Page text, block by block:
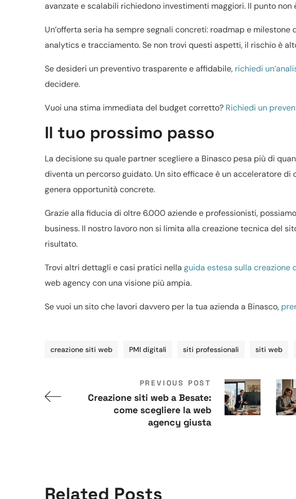
avanzate e scalabili richiedono investimenti maggiori. Il punto
Un’offerta seria ha sempre segnali concreti: roadmap e
analytics e tracciamento. Se non trovi questi aspetti, il rischio è
Se desideri un preventivo trasparente e affidabile, richiedi
decidere.
Vuoi una stima immediata del budget corretto? Richiedi un
Il tuo prossimo passo
La decisione su quale partner scegliere a Binasco pesa più di
diventa un percorso guidato. Un sito efficace è un acceleratore
genera opportunità concrete.
Grazie alla fiducia di oltre 6.000 aziende e professionisti,
business. Il nostro lavoro non si limita alla creazione tecnica del
risultato.
Trovi altri dettagli e casi pratici nella guida estesa sulla creazione
web agency con una visione più ampia.
Se vuoi un sito che lavori davvero per la tua azienda a Binasco,
creazione siti web PMI digitali siti professionali siti web
PREVIOUS POST
Creazione siti web a Besate:
come scegliere la web
agency giusta
Related Posts